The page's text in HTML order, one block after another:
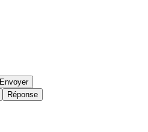
Envoyer
Réponse